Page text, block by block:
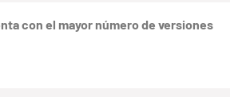
con el mayor número de versiones